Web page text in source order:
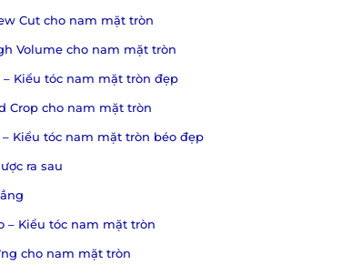
Cut cho nam mặt tròn
Volume cho nam mặt tròn
– Kiểu tóc nam mặt tròn đẹp
Crop cho nam mặt tròn
– Kiểu tóc nam mặt tròn béo đẹp
ra sau
– Kiểu tóc nam mặt tròn
cho nam mặt tròn